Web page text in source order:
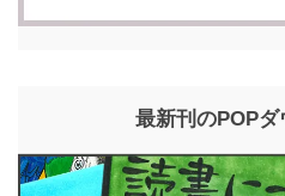
最新刊のPOPダ